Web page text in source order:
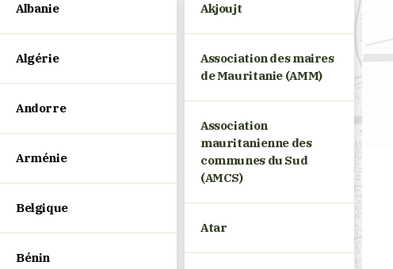
Albanie
Algérie
Andorre
Arménie
Belgique
Bénin
Akjoujt
Association des maires
de Mauritanie (AMM)
Association
mauritanienne des
communes du Sud
(AMCS)
Atar